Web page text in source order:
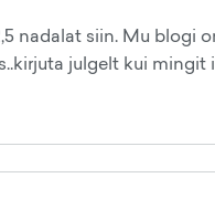
nadalat siin. Mu blogi
julgelt kui mingit